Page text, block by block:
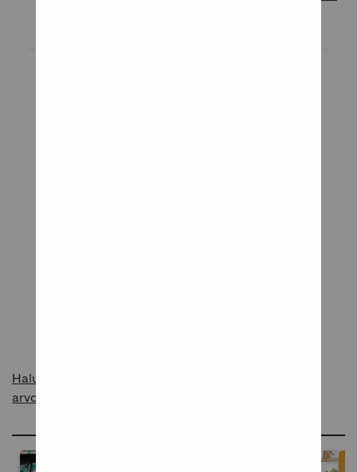
Haluatko raportoida asiattomasta sisällöstä
arvosteluissa?